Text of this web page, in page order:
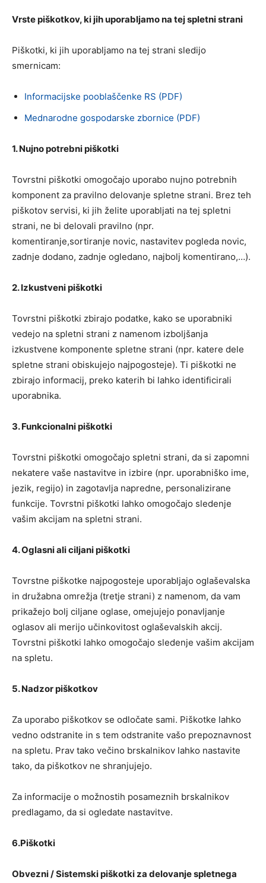
Vrste piškotkov, ki jih uporabljamo na tej spletni strani
Piškotki, ki jih uporabljamo na tej strani sledijo
smernicam:
Informacijske pooblaščenke RS (PDF)
Mednarodne gospodarske zbornice (PDF)
1. Nujno potrebni piškotki
Tovrstni piškotki omogočajo uporabo nujno potrebnih
komponent za pravilno delovanje spletne strani. Brez teh
piškotov servisi, ki jih želite uporabljati na tej spletni
strani, ne bi delovali pravilno (npr.
komentiranje,sortiranje novic, nastavitev pogleda novic,
zadnje dodano, zadnje ogledano, najbolj komentirano,…).
2. Izkustveni piškotki
Tovrstni piškotki zbirajo podatke, kako se uporabniki
vedejo na spletni strani z namenom izboljšanja
izkustvene komponente spletne strani (npr. katere dele
spletne strani obiskujejo najpogosteje). Ti piškotki ne
zbirajo informacij, preko katerih bi lahko identificirali
uporabnika.
3. Funkcionalni piškotki
Tovrstni piškotki omogočajo spletni strani, da si zapomni
nekatere vaše nastavitve in izbire (npr. uporabniško ime,
jezik, regijo) in zagotavlja napredne, personalizirane
funkcije. Tovrstni piškotki lahko omogočajo sledenje
vašim akcijam na spletni strani.
4. Oglasni ali ciljani piškotki
Tovrstne piškotke najpogosteje uporabljajo oglaševalska
in družabna omrežja (tretje strani) z namenom, da vam
prikažejo bolj ciljane oglase, omejujejo ponavljanje
oglasov ali merijo učinkovitost oglaševalskih akcij.
Tovrstni piškotki lahko omogočajo sledenje vašim akcijam
na spletu.
5. Nadzor piškotkov
Za uporabo piškotkov se odločate sami. Piškotke lahko
vedno odstranite in s tem odstranite vašo prepoznavnost
na spletu. Prav tako večino brskalnikov lahko nastavite
tako, da piškotkov ne shranjujejo.
Za informacije o možnostih posameznih brskalnikov
predlagamo, da si ogledate nastavitve.
6.Piškotki
Obvezni / Sistemski piškotki za delovanje spletnega